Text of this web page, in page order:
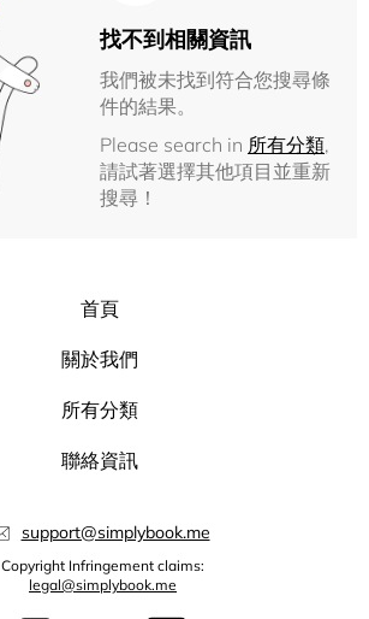
找不到相關資訊
我們被未找到符合您搜尋條
件的結果。
Please search in 所有分類,
請試著選擇其他項目並重新
搜尋！
首頁
關於我們
所有分類
聯絡資訊
support@simplybook.me
Copyright Infringement claims:
legal@simplybook.me